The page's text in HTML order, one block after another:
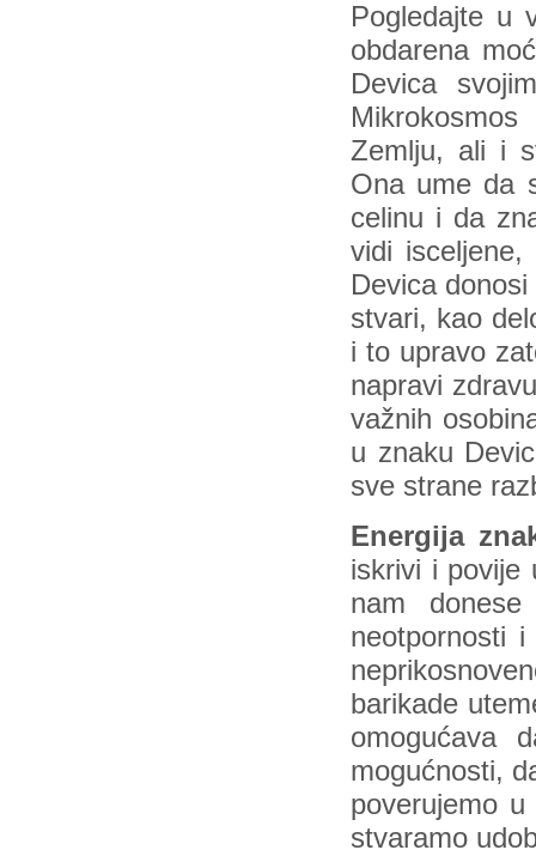
Pogledajte u
obdarena
Devica
Zemlju, ali i
Ona ume da
celinu i da
vidi
Devica
stvari, kao
i to upravo
napravi
važnih
u znaku
sve strane
Energija
iskrivi i povije
nam
neotpornosti
barikade
omogućava
mogućnosti,
poverujemo
stvaramo